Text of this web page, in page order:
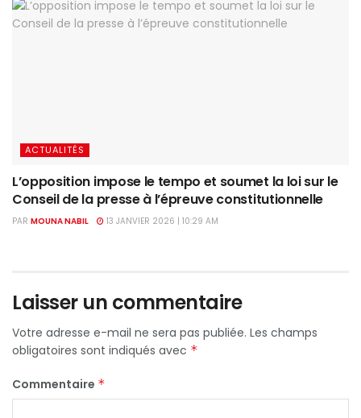
ACTUALITÉS
L’opposition impose le tempo et soumet la loi sur le
Conseil de la presse à l’épreuve constitutionnelle
PAR MOUNA NABIL 13 JANVIER 2026 | 10:29 AM
Laisser un commentaire
Votre adresse e-mail ne sera pas publiée. Les champs
obligatoires sont indiqués avec *
Commentaire *